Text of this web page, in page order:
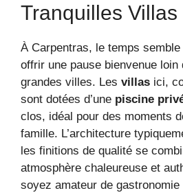
Tranquilles Villas
À Carpentras, le temps semble
offrir une pause bienvenue loin
grandes villes. Les villas ici,
sont dotées d’une piscine
clos, idéal pour des moments
famille. L’architecture
les finitions de qualité se
atmosphère chaleureuse et
soyez amateur de gastronomie